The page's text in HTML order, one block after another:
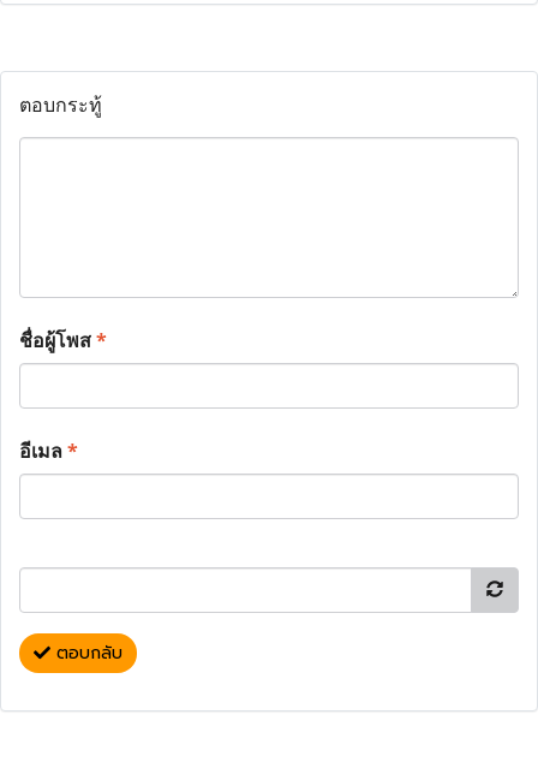
ตอบกระทู้
ชื่อผู้โพส*
อีเมล*
ตอบกลับ